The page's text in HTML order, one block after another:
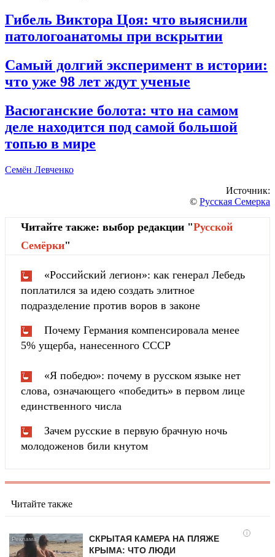
Гибель Виктора Цоя: что выяснили
патологоанатомы при вскрытии
Самый долгий эксперимент в истории:
что уже 98 лет ждут ученые
Васюганские болота: что на самом
деле находится под самой большой
топью в мире
Семён Левченко
Источник:
© Русская Семерка
Читайте также: выбор редакции "Русской
Cемёрки"
«Российский легион»: как генерал Лебедь
поплатился за идею создать элитное
подразделение против воров в законе
Почему Германия компенсировала менее
5% ущерба, нанесенного СССР
«Я победю»: почему в русском языке нет
слова, означающего «победить» в первом лице
единственного числа
Зачем русские в первую брачную ночь
молодоженов били кнутом
Читайте также
i
СКРЫТАЯ КАМЕРА НА ПЛЯЖЕ
КРЫМА: ЧТО ЛЮДИ